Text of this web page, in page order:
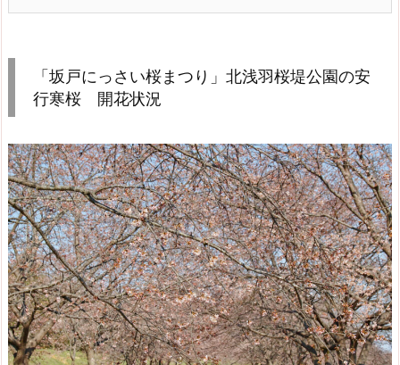
「坂戸にっさい桜まつり」北浅羽桜堤公園の安
行寒桜 開花状況